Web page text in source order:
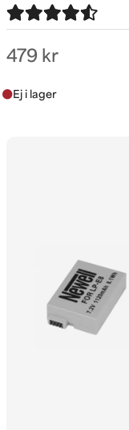
479 kr